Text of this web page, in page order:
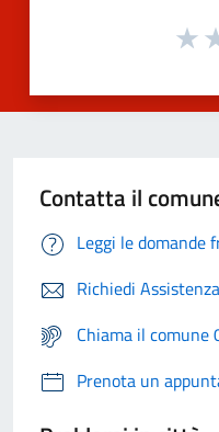
Contatta il
Leggi le domande
Richiedi Assistenza
Chiama il comune
Prenota un